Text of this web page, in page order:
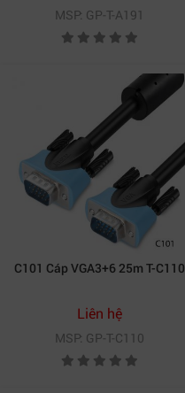
MSP: GP-T-A191
C101 Cáp VGA3+6 25m T-C110
Liên hệ
MSP: GP-T-C110